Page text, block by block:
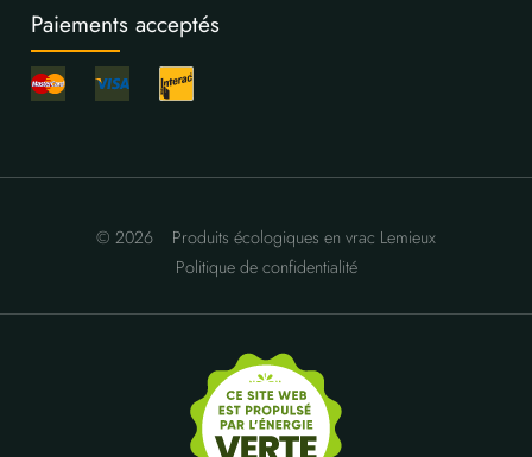
Paiements acceptés
© 2026
Produits écologiques en vrac Lemieux
Politique de confidentialité